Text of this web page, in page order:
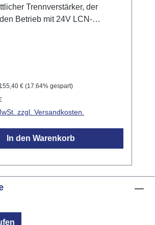
Trennverstärker, der
Betrieb mit 24V LCN-
Regulärer Preis:
155,40 € (17.64% gespart)
zzgl. Versandkosten.
In den Warenkorb